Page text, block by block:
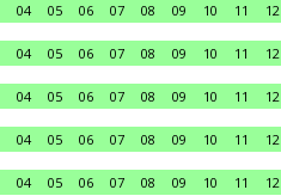
04 05 06 07 08 09 10 11 12
04 05 06 07 08 09 10 11 12
04 05 06 07 08 09 10 11 12
04 05 06 07 08 09 10 11 12
04 05 06 07 08 09 10 11 12